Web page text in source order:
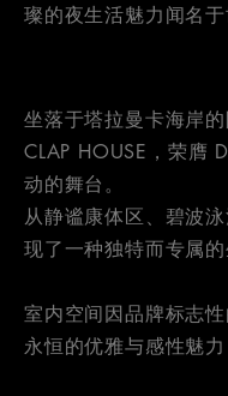
璨的夜生活魅力闻名于
坐落于塔拉曼卡海岸
CLAP HOUSE，荣膺
动的舞台。
从静谧康体区、碧波
现了一种独特而专属的
室内空间因品牌标志
永恒的优雅与感性魅